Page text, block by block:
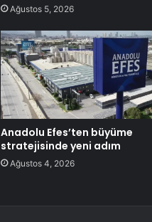
Ağustos 5, 2026
Anadolu Efes’ten büyüme
stratejisinde yeni adım
Ağustos 4, 2026